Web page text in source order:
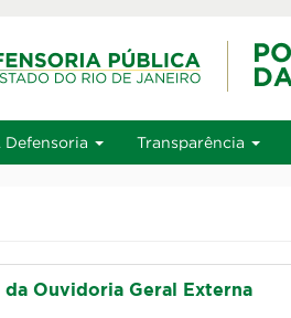
Defensoria Transparência
da Ouvidoria Geral Externa